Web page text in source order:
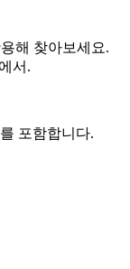
해 찾아보세요.
서.
포함합니다.